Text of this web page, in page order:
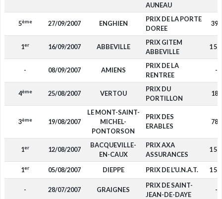
AUNEAU
5ème 27/09/2007 ENGHIEN
PRIX DE LA PORTE
DOREE
390
1er 16/09/2007 ABBEVILLE
PRIX GITEM
ABBEVILLE
1
- 08/09/2007 AMIENS
PRIX DE LA
RENTREE
-
4ème 25/08/2007 VERTOU
PRIX DU
PORTILLON
180
3ème 19/08/2007
LE MONT-SAINT-
MICHEL-
PONTORSON
PRIX DES
ERABLES
780
1er 12/08/2007
BACQUEVILLE-
EN-CAUX
PRIX AXA
ASSURANCES
1
1er 05/08/2007 DIEPPE PRIX DE L'U.N.A.T. 1
- 28/07/2007 GRAIGNES
PRIX DE SAINT-
JEAN-DE-DAYE
-